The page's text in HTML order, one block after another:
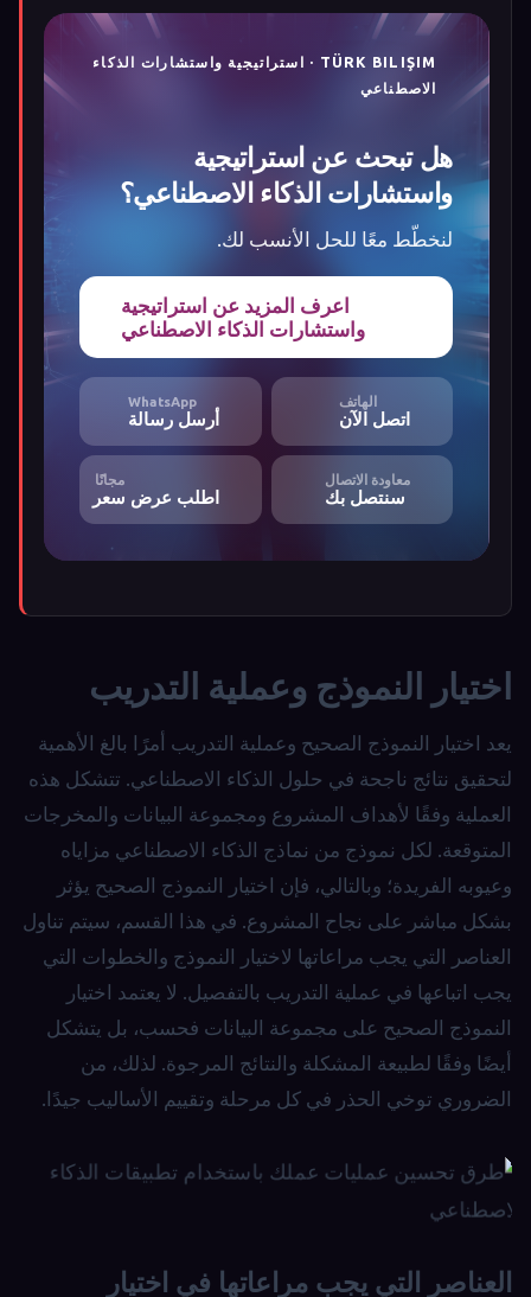
TÜRK BILIŞIM · استراتيجية واستشارات الذكاء
الاصطناعي
هل تبحث عن استراتيجية
واستشارات الذكاء الاصطناعي؟
لنخطّط معًا للحل الأنسب لك.
اعرف المزيد عن استراتيجية
واستشارات الذكاء الاصطناعي
الهاتف
اتصل الآن
WhatsApp
أرسل رسالة
معاودة الاتصال
سنتصل بك
مجانًا
اطلب عرض سعر
اختيار النموذج وعملية التدريب
يعد اختيار النموذج الصحيح وعملية التدريب أمرًا بالغ الأهمية
لتحقيق نتائج ناجحة في حلول الذكاء الاصطناعي. تتشكل هذه
العملية وفقًا لأهداف المشروع ومجموعة البيانات والمخرجات
المتوقعة. لكل نموذج من نماذج الذكاء الاصطناعي مزاياه
وعيوبه الفريدة؛ وبالتالي، فإن اختيار النموذج الصحيح يؤثر
بشكل مباشر على نجاح المشروع. في هذا القسم، سيتم تناول
العناصر التي يجب مراعاتها لاختيار النموذج والخطوات التي
يجب اتباعها في عملية التدريب بالتفصيل. لا يعتمد اختيار
النموذج الصحيح على مجموعة البيانات فحسب، بل يتشكل
أيضًا وفقًا لطبيعة المشكلة والنتائج المرجوة. لذلك، من
الضروري توخي الحذر في كل مرحلة وتقييم الأساليب جيدًا.
العناصر التي يجب مراعاتها في اختيار